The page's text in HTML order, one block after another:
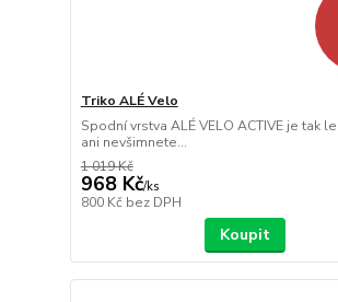
Triko ALÉ Velo
Spodní vrstva ALÉ VELO ACTIVE je tak
ani nevšimnete...
1 019 Kč
968 Kč/ks
800 Kč bez DPH
Koupit